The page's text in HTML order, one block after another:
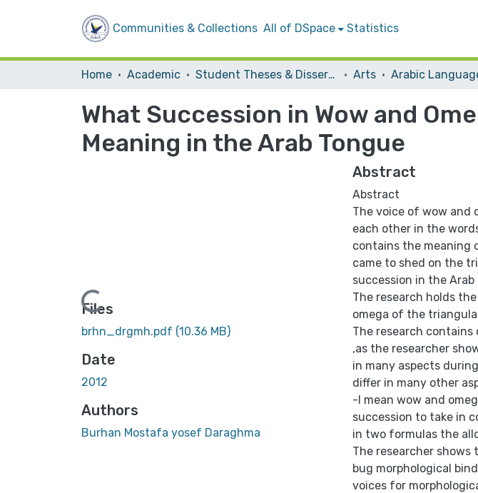
Communities & Collections All of DSpace Statistics
Home Academic Student Theses & Dissertations Arts
What Succession in Wow and
Meaning in the Arab Tongue
Loading...
Files
brhn_drgmh.pdf (10.36 MB)
Date
2012
Authors
Burhan Mostafa yosef Daraghma
Abstract
Abstract
The voice of wow and
each other in the
contains the meaning
came to shed on the
succession in the
The research holds
omega of the
The research
,as the researcher
in many aspects
differ in many other
-I mean wow and
succession to take in
in two formulas the
The researcher shows
bug morphological
voices for